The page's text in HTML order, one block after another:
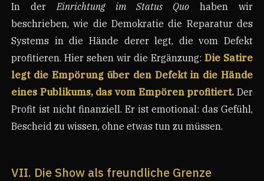
In derEinrichtung im Status Quohaben wir
beschrieben, wie die Demokratie die Reparatur des
Systems in die Hände derer legt, die vom Defekt
profitieren. Hier sehen wir die Ergänzung: Die Satire
legt die Empörung über den Defekt in die Hände
eines Publikums, das vom Empören profitiert. Der
Profit ist nicht finanziell. Er ist emotional: das Gefühl,
Bescheid zu wissen, ohne etwas tun zu müssen.
VII. Die Show als freundliche Grenze